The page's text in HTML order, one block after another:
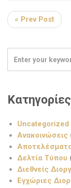
« Prev Post
Κατηγορίες
Uncategorized
Ανακοινώσεις
Δελτία Τύπου
Διεθνείς
Εγχώριες